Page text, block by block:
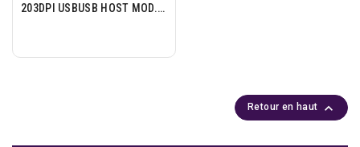
203DPI USBUSB HOST MOD.
Retour en haut 